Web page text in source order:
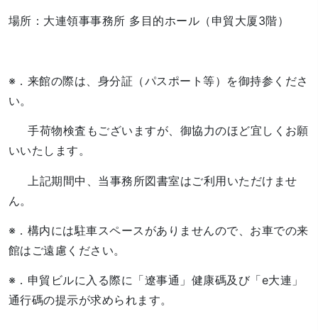
場所：大連領事事務所 多目的ホール（申貿大厦3階）
※．来館の際は、身分証（パスポート等）を御持参くださ
い。
手荷物検査もございますが、御協力のほど宜しくお願
いいたします。
上記期間中、当事務所図書室はご利用いただけませ
ん。
※．構内には駐車スペースがありませんので、お車での来
館はご遠慮ください。
※．申貿ビルに入る際に「遼事通」健康碼及び「e大連」
通行碼の提示が求められます。